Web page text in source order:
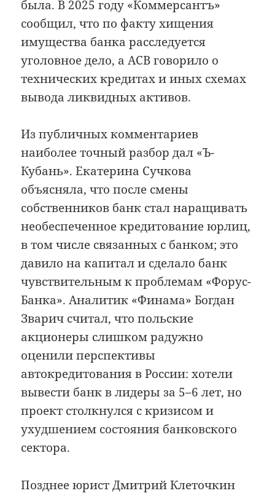
была. В 2025 году «Коммерсантъ»
сообщил, что по факту хищения
имущества банка расследуется
уголовное дело, а АСВ говорило о
технических кредитах и иных схемах
вывода ликвидных активов.
Из публичных комментариев
наиболее точный разбор дал «Ъ-
Кубань». Екатерина Сучкова
объясняла, что после смены
собственников банк стал наращивать
необеспеченное кредитование юрлиц,
в том числе связанных с банком; это
давило на капитал и сделало банк
чувствительным к проблемам «Форус-
Банка». Аналитик «Финама» Богдан
Зварич считал, что польские
акционеры слишком радужно
оценили перспективы
автокредитования в России: хотели
вывести банк в лидеры за 5–6 лет, но
проект столкнулся с кризисом и
ухудшением состояния банковского
сектора.
Позднее юрист Дмитрий Клеточкин